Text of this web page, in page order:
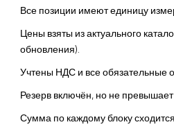
Все позиции имеют единицу
Цены взяты из актуального
обновления).
Учтены НДС и все обязательные
Резерв включён, но не превышает
Сумма по каждому блоку